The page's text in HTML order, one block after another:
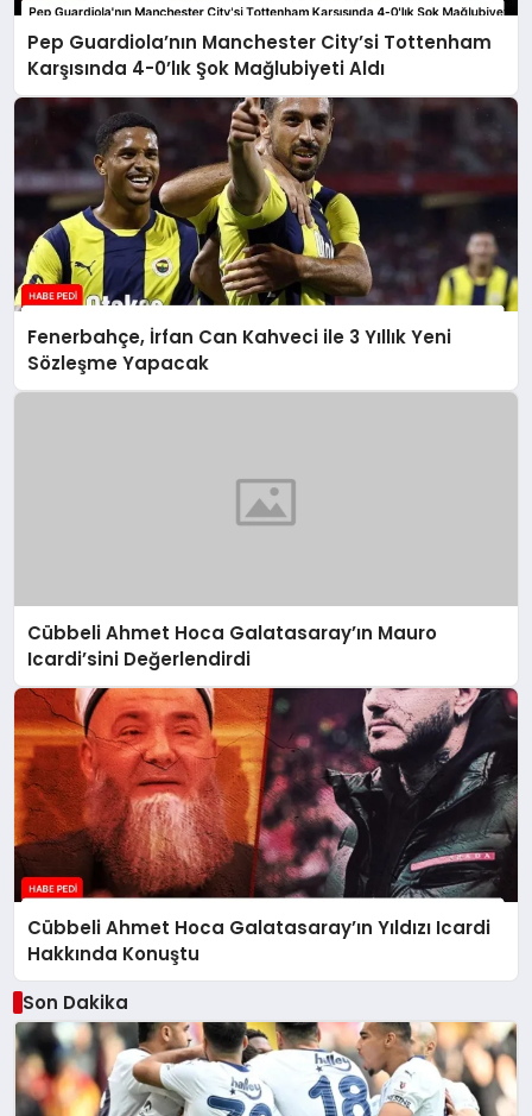
Pep Guardiola’nın Manchester City’si Tottenham
Karşısında 4-0’lık Şok Mağlubiyeti Aldı
Fenerbahçe, İrfan Can Kahveci ile 3 Yıllık Yeni
Sözleşme Yapacak
Cübbeli Ahmet Hoca Galatasaray’ın Mauro
Icardi’sini Değerlendirdi
Cübbeli Ahmet Hoca Galatasaray’ın Yıldızı Icardi
Hakkında Konuştu
Son Dakika